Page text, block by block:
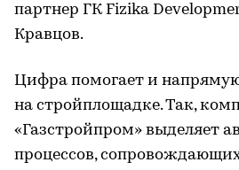
партнер ГК Fizika
Кравцов.
Цифра помогает и
на стройплощадке. Так,
«Газстройпром» выделяет
процессов,